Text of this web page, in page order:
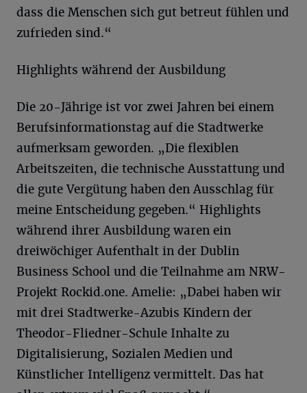
dass die Menschen sich gut betreut fühlen und
zufrieden sind.“
Highlights während der Ausbildung
Die 20-Jährige ist vor zwei Jahren bei einem
Berufsinformationstag auf die Stadtwerke
aufmerksam geworden. „Die flexiblen
Arbeitszeiten, die technische Ausstattung und
die gute Vergütung haben den Ausschlag für
meine Entscheidung gegeben.“ Highlights
während ihrer Ausbildung waren ein
dreiwöchiger Aufenthalt in der Dublin
Business School und die Teilnahme am NRW-
Projekt Rockid.one. Amelie: „Dabei haben wir
mit drei Stadtwerke-Azubis Kindern der
Theodor-Fliedner-Schule Inhalte zu
Digitalisierung, Sozialen Medien und
Künstlicher Intelligenz vermittelt. Das hat